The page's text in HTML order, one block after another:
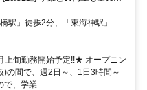
学生さん活躍中！友達と応募
通勤も可！（駐輪場料金は自己
上旬勤務開始予定!!★ オープニン
の間で、週2日～、1日3時間～
で、学業...